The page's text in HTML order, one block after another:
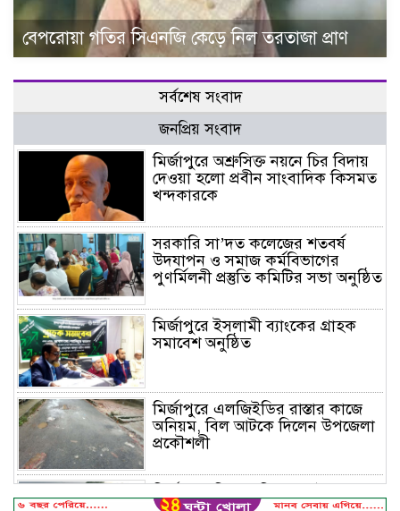
বেপরোয়া গতির সিএনজি কেড়ে নিল তরতাজা প্রাণ
সর্বশেষ সংবাদ
জনপ্রিয় সংবাদ
মির্জাপুরে অশ্রুসিক্ত নয়নে চির বিদায়
দেওয়া হলো প্রবীন সাংবাদিক কিসমত
খন্দকারকে
সরকারি সা’দত কলেজের শতবর্ষ
উদযাপন ও সমাজ কর্মবিভাগের
পুণর্মিলনী প্রস্তুতি কমিটির সভা অনুষ্ঠিত
মির্জাপুরে ইসলামী ব্যাংকের গ্রাহক
সমাবেশ অনুষ্ঠিত
মির্জাপুরে এলজিইডির রাস্তার কাজে
অনিয়ম, বিল আটকে দিলেন উপজেলা
প্রকৌশলী